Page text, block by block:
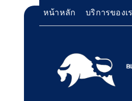
หน้าหลัก บริการของเ
Only Fans